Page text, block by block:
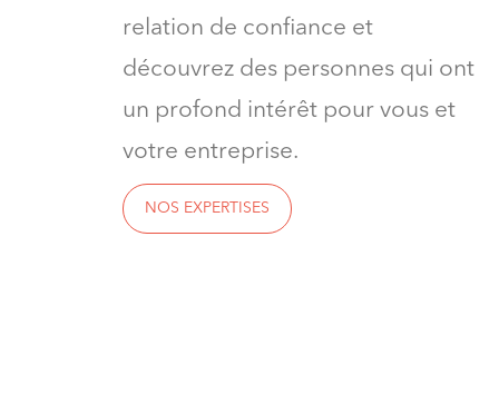
relation de confiance et
découvrez des personnes qui ont
un profond intérêt pour vous et
votre entreprise.
NOS EXPERTISES